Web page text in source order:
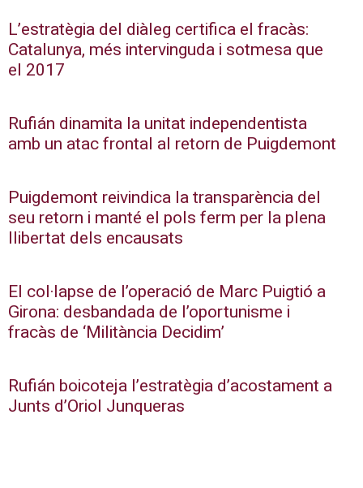
L’estratègia del diàleg certifica el fracàs:
Catalunya, més intervinguda i sotmesa que
el 2017
Rufián dinamita la unitat independentista
amb un atac frontal al retorn de Puigdemont
Puigdemont reivindica la transparència del
seu retorn i manté el pols ferm per la plena
llibertat dels encausats
El col·lapse de l’operació de Marc Puigtió a
Girona: desbandada de l’oportunisme i
fracàs de ‘Militància Decidim’
Rufián boicoteja l’estratègia d’acostament a
Junts d’Oriol Junqueras